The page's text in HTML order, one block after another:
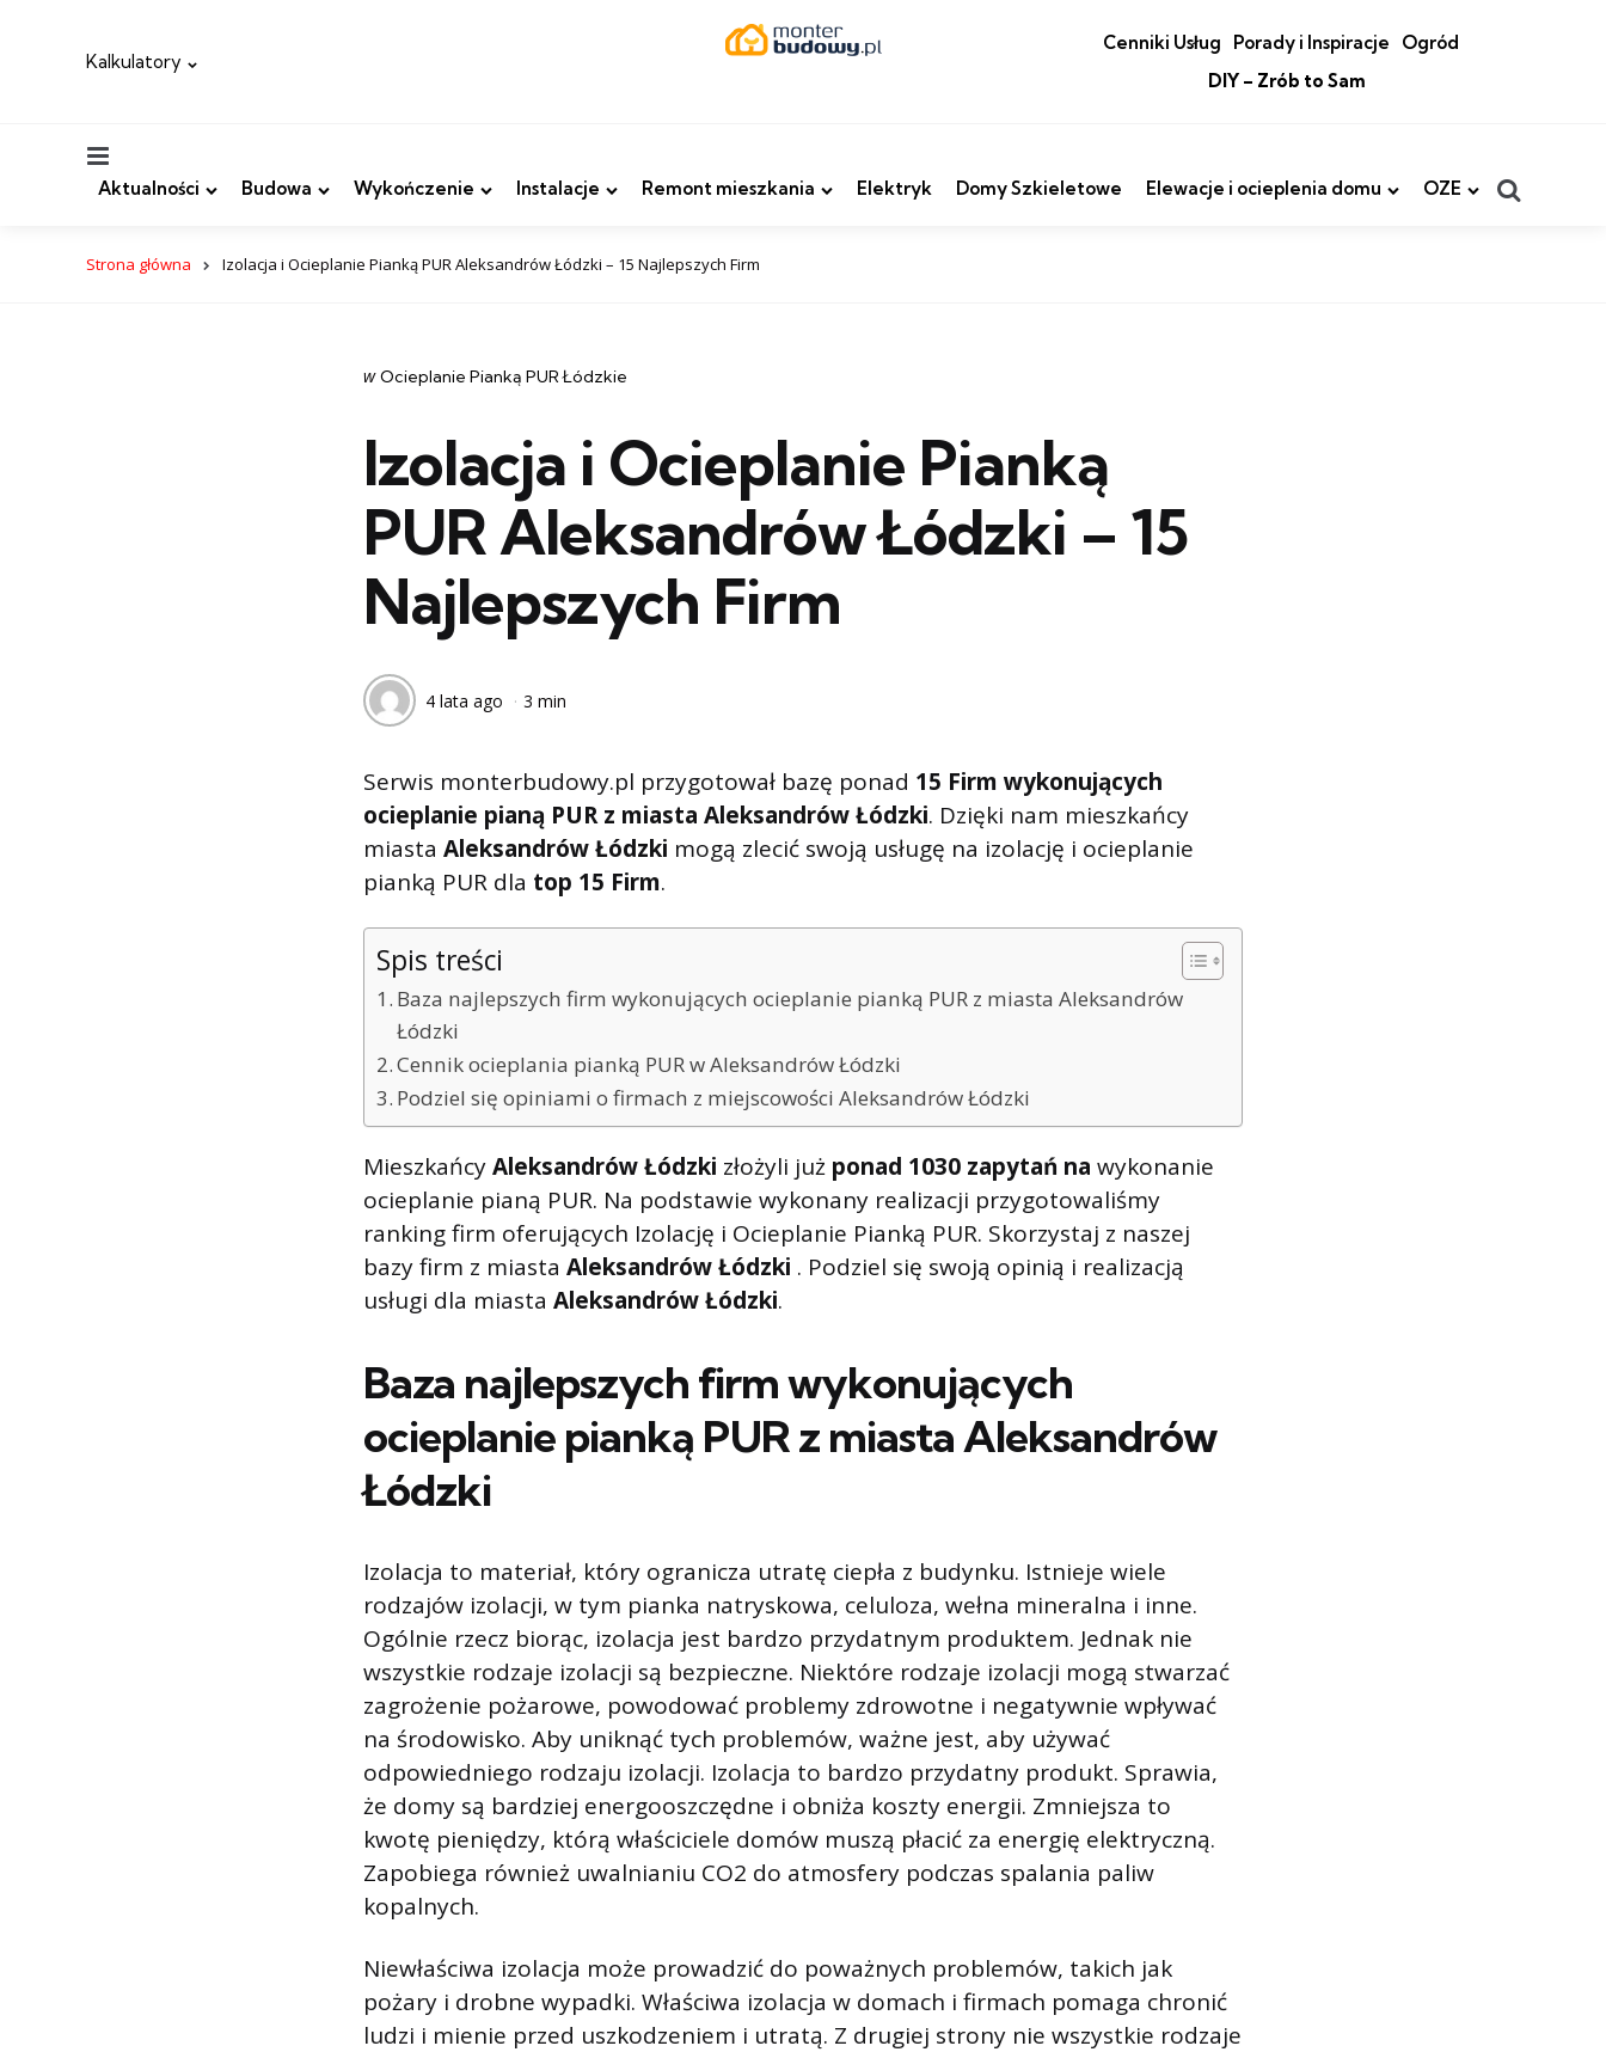
Kalkulatory
Cenniki Usług Porady i Inspiracje
Ogród
DIY – Zrób to Sam
Aktualności Budowa Wykończenie Instalacje Remont mieszkania Elektryk Domy Szkieletowe Elewacje i ocieplenia domu OZE
Strona główna Izolacja i Ocieplanie Pianką PUR Aleksandrów Łódzki – 15 Najlepszych Firm
Categories
post
w Ocieplanie Pianką PUR Łódzkie
Izolacja i Ocieplanie Pianką
PUR Aleksandrów Łódzki – 15
Najlepszych Firm
4 lata ago 3 min
Serwis monterbudowy.pl przygotował bazę ponad 15 Firm wykonujących
ocieplanie pianą PUR z miasta Aleksandrów Łódzki. Dzięki nam mieszkańcy
miasta Aleksandrów Łódzki mogą zlecić swoją usługę na izolację i ocieplanie
pianką PUR dla top 15 Firm.
Spis treści
Baza najlepszych firm wykonujących ocieplanie pianką PUR z miasta Aleksandrów
Łódzki
Cennik ocieplania pianką PUR w Aleksandrów Łódzki
Podziel się opiniami o firmach z miejscowości Aleksandrów Łódzki
MieszkańcyAleksandrów Łódzki złożyli już ponad 1030 zapytań na wykonanie
ocieplanie pianą PUR. Na podstawie wykonany realizacji przygotowaliśmy
ranking firm oferujących Izolację i Ocieplanie Pianką PUR. Skorzystaj z naszej
bazy firm z miasta Aleksandrów Łódzki . Podziel się swoją opinią i realizacją
usługi dla miasta Aleksandrów Łódzki.
Baza najlepszych firm wykonujących
ocieplanie pianką PUR z miastaAleksandrów
Łódzki
Izolacja to materiał, który ogranicza utratę ciepła z budynku. Istnieje wiele
rodzajów izolacji, w tym pianka natryskowa, celuloza, wełna mineralna i inne.
Ogólnie rzecz biorąc, izolacja jest bardzo przydatnym produktem. Jednak nie
wszystkie rodzaje izolacji są bezpieczne. Niektóre rodzaje izolacji mogą stwarzać
zagrożenie pożarowe, powodować problemy zdrowotne i negatywnie wpływać
na środowisko. Aby uniknąć tych problemów, ważne jest, aby używać
odpowiedniego rodzaju izolacji. Izolacja to bardzo przydatny produkt. Sprawia,
że ​​domy są bardziej energooszczędne i obniża koszty energii. Zmniejsza to
kwotę pieniędzy, którą właściciele domów muszą płacić za energię elektryczną.
Zapobiega również uwalnianiu CO2 do atmosfery podczas spalania paliw
kopalnych.
Niewłaściwa izolacja może prowadzić do poważnych problemów, takich jak
pożary i drobne wypadki. Właściwa izolacja w domach i firmach pomaga chronić
ludzi i mienie przed uszkodzeniem i utratą. Z drugiej strony nie wszystkie rodzaje